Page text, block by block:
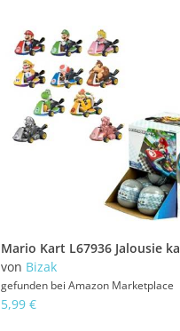
von Bizak
gefunden bei Amazon Marketplace
5,99 €